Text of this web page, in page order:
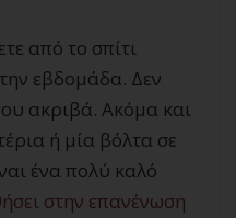
από το σπίτι
εβδομάδα. Δεν
ακριβά. Ακόμα και
ή μία βόλτα σε
ένα πολύ καλό
στην επανένωση